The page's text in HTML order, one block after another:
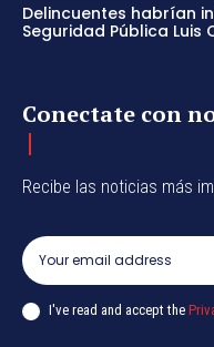
Delincuentes habrían
Seguridad Pública Luis
Conectate con
Recibe las noticias más
I've read and accept the